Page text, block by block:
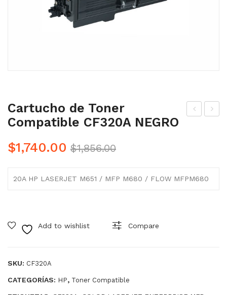
Ton
X
Ton
Cartucho de Toner
Compatible CF320A NEGRO
$1,856.00Original
was:
$1,740.00
Current
is:
20A HP LASERJET M651 / MFP M680 / FLOW MFPM680
Add to wishlist Compare
SKU: CF320A
CATEGORÍAS: HP, Toner Compatible